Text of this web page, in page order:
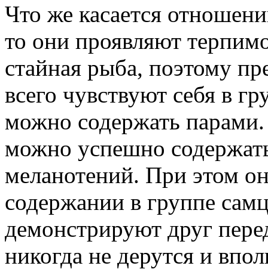
Что же касается
то они проявляют
стайная рыба, поэтому
всего чувствуют себя в
можно содержать
можно успешно
меланотений. При этом
содержании в группе
демонстрируют друг
никогда не дерутся и